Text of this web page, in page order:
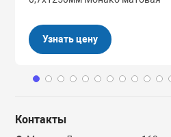
Узнать цену
Контакты